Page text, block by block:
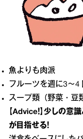
魚よりも肉派
フルーツを週に3～4
スープ類（野菜・豆
【Advice！】少しの
が目指せる！